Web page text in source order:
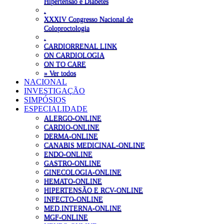
XXXIV Congresso Nacional de
Coloproctologia
CARDIORRENAL LINK
ON CARDIOLOGIA
ON TO CARE
» Ver todos
NACIONAL
INVESTIGAÇÃO
SIMPÓSIOS
ESPECIALIDADE
ALERGO-ONLINE
CARDIO-ONLINE
DERMA-ONLINE
CANABIS MEDICINAL-ONLINE
ENDO-ONLINE
GASTRO-ONLINE
GINECOLOGIA-ONLINE
HEMATO-ONLINE
HIPERTENSÃO E RCV-ONLINE
INFECTO-ONLINE
MED.INTERNA-ONLINE
MGF-ONLINE